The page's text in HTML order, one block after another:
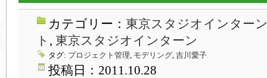
カテゴリー： 東京スタジオインター
ト , 東京スタジオインターン
タグ: プロジェクト管理, モデリング, 吉川愛子
投稿日：2011.10.28